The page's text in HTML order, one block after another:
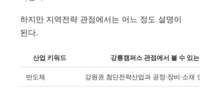
하지만 지역전략 관점에서는 어느 정도 설명이
된다.
산업 키워드 강릉캠퍼스 관점에서 볼 수 있는 의미
반도체 강원권 첨단전략산업과 공정·장비·소재 인력